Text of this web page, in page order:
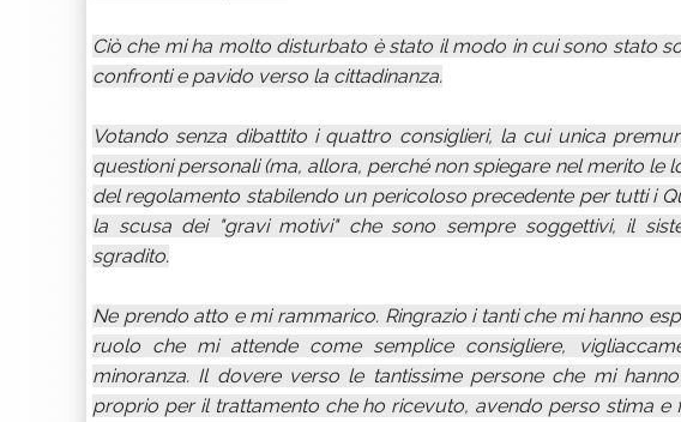
Ciò che mi ha molto disturbato è stato il modo in cui sono stato
confronti e pavido verso la cittadinanza.
Votando senza dibattito i quattro consiglieri, la cui unica
questioni personali (ma, allora, perché non spiegare nel merito le
del regolamento stabilendo un pericoloso precedente per tutti i
la scusa dei "gravi motivi" che sono sempre soggettivi, il
sgradito.
Ne prendo atto e mi rammarico. Ringrazio i tanti che mi hanno
ruolo che mi attende come semplice consigliere,
minoranza. Il dovere verso le tantissime persone che mi
proprio per il trattamento che ho ricevuto, avendo perso stima e